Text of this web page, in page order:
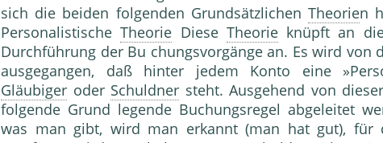
sich die beiden folgenden Grundsätzlichen Theorien
PersonalistischeTheorie Diese Theorieknüpft an
Durchführung der Bu chungsvorgänge an. Es wird von
ausgegangen, daß hinter jedem Konto eine
Gläubiger oder Schuldner steht. Ausgehend von
folgende Grund legende Buchungsregel abgeleitet
was man gibt, wird man erkannt (man hat gut), für